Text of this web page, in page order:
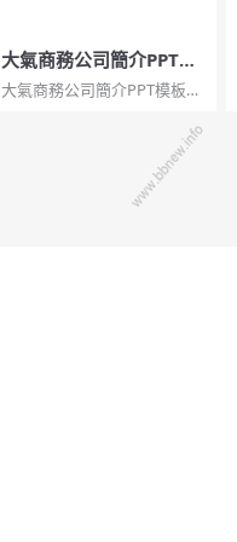
大氣商務公司簡介PPT模
板
大氣商務公司簡介PPT模板。
構完整，頁面豐富實用。...